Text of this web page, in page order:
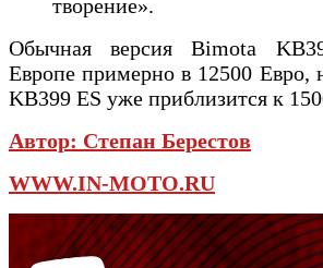
творение».
Обычная версия Bimota
Европе примерно в 12500 Евро,
KB399 ES уже приблизится к
Автор: Степан Берестов
WWW.IN-MOTO.RU